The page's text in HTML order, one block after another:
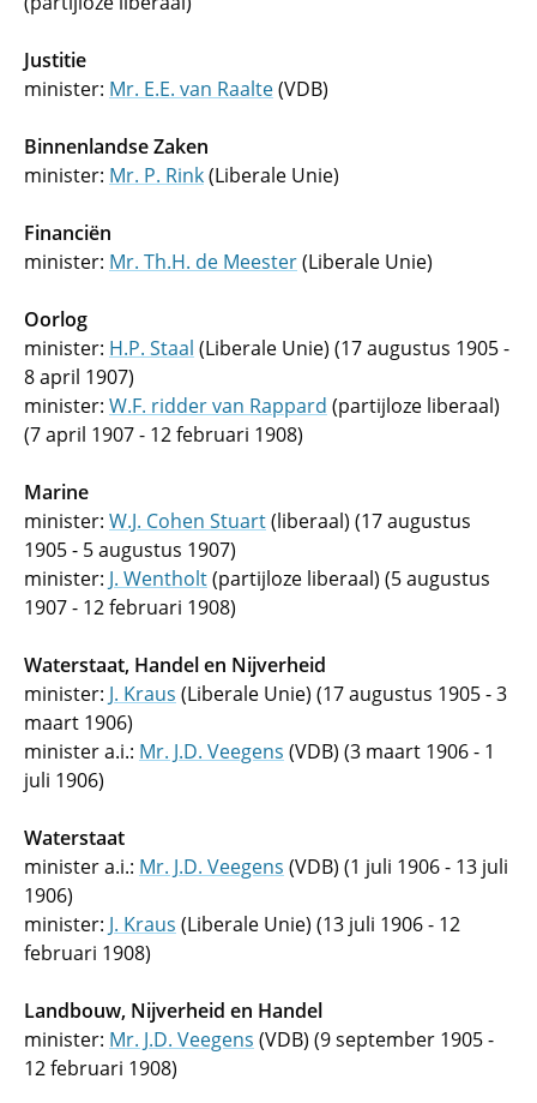
Justitie
minister: Mr. E.E. van Raalte(VDB)
Binnenlandse Zaken
minister: Mr. P. Rink(Liberale Unie)
Financiën
minister: Mr. Th.H. de Meester(Liberale Unie)
Oorlog
minister: H.P. Staal (Liberale Unie) (17 augustus 1905 -
8 april 1907)
minister: W.F. ridder van Rappard (partijloze liberaal)
(7 april 1907 - 12 februari 1908)
Marine
minister: W.J. Cohen Stuart(liberaal) (17 augustus
1905 - 5 augustus 1907)
minister: J. Wentholt(partijloze liberaal) (5 augustus
1907 - 12 februari 1908)
Waterstaat, Handel en Nijverheid
minister: J. Kraus (Liberale Unie) (17 augustus 1905 - 3
maart 1906)
minister a.i.: Mr. J.D. Veegens (VDB) (3 maart 1906 - 1
juli 1906)
Waterstaat
minister a.i.: Mr. J.D. Veegens (VDB) (1 juli 1906 - 13 juli
1906)
minister: J. Kraus (Liberale Unie) (13 juli 1906 - 12
februari 1908)
Landbouw, Nijverheid en Handel
minister: Mr. J.D. Veegens (VDB) (9 september 1905 -
12 februari 1908)